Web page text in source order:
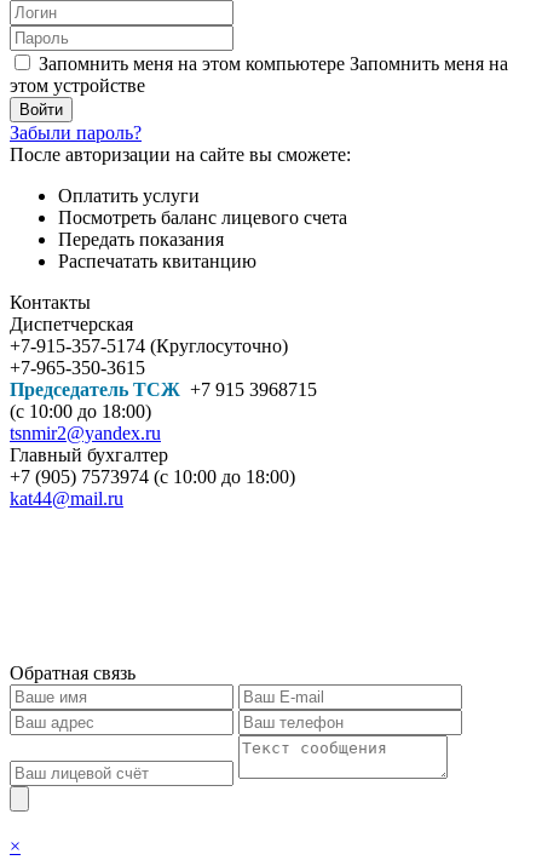
Запомнить меня на этом компьютере Запомнить меня на
этом устройстве
Забыли пароль?
После авторизации на сайте вы сможете:
Оплатить услуги
Посмотреть баланс лицевого счета
Передать показания
Распечатать квитанцию
Контакты
Диспетчерская
+7-915-357-5174 (Круглосуточно)
+7-965-350-3615
Председатель ТСЖ +7 915 3968715
(с 10:00 до 18:00)
tsnmir2@yandex.ru
Главный бухгалтер
+7 (905) 7573974 (с 10:00 до 18:00)
kat44@mail.ru
Обратная связь
×